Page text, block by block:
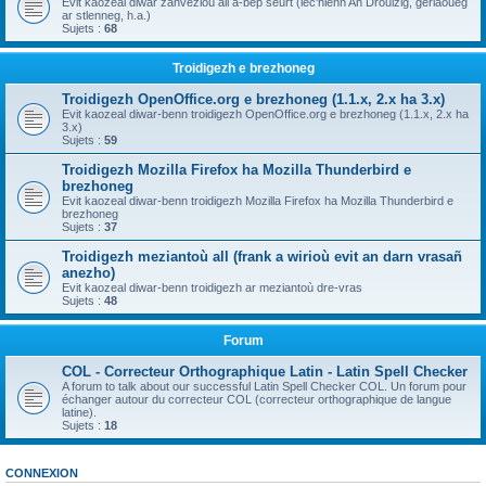
ar stlenneg, h.a.)
Sujets : 68
Troidigezh e brezhoneg
Troidigezh OpenOffice.org e brezhoneg (1.1.x, 2.x ha 3.x)
Evit kaozeal diwar-benn troidigezh OpenOffice.org e brezhoneg (1.1.x, 2.x ha
3.x)
Sujets : 59
Troidigezh Mozilla Firefox ha Mozilla Thunderbird e
brezhoneg
Evit kaozeal diwar-benn troidigezh Mozilla Firefox ha Mozilla Thunderbird e
brezhoneg
Sujets : 37
Troidigezh meziantoù all (frank a wirioù evit an darn vrasañ
anezho)
Evit kaozeal diwar-benn troidigezh ar meziantoù dre-vras
Sujets : 48
Forum
COL - Correcteur Orthographique Latin - Latin Spell Checker
A forum to talk about our successful Latin Spell Checker COL. Un forum pour
échanger autour du correcteur COL (correcteur orthographique de langue
latine).
Sujets : 18
CONNEXION